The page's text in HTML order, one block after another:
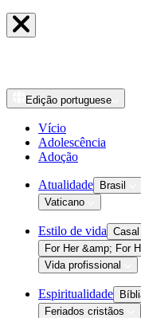
Edição portuguese
Vício
Adolescência
Adoção
Atualidade Brasil
Vaticano
Estilo de vida Casal
For Her &amp; For
Vida profissional
Espiritualidade
Feriados cristãos